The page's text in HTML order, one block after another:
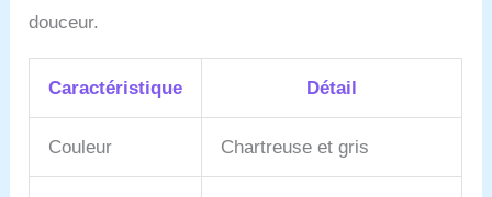
douceur.
Caractéristique Détail
Couleur Chartreuse et gris